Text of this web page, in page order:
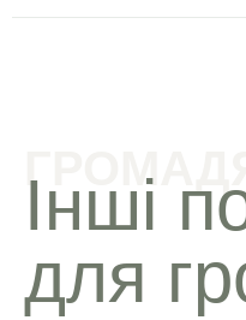
Інші
для